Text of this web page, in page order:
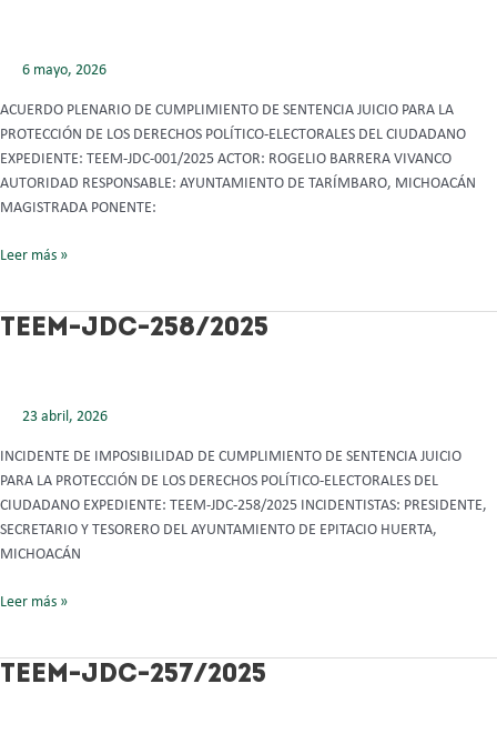
6 mayo, 2026
ACUERDO PLENARIO DE CUMPLIMIENTO DE SENTENCIA JUICIO PARA LA
PROTECCIÓN DE LOS DERECHOS POLÍTICO-ELECTORALES DEL CIUDADANO
EXPEDIENTE: TEEM-JDC-001/2025 ACTOR: ROGELIO BARRERA VIVANCO
AUTORIDAD RESPONSABLE: AYUNTAMIENTO DE TARÍMBARO, MICHOACÁN
MAGISTRADA PONENTE:
Leer más »
TEEM-JDC-258/2025
23 abril, 2026
INCIDENTE DE IMPOSIBILIDAD DE CUMPLIMIENTO DE SENTENCIA JUICIO
PARA LA PROTECCIÓN DE LOS DERECHOS POLÍTICO-ELECTORALES DEL
CIUDADANO EXPEDIENTE: TEEM-JDC-258/2025 INCIDENTISTAS: PRESIDENTE,
SECRETARIO Y TESORERO DEL AYUNTAMIENTO DE EPITACIO HUERTA,
MICHOACÁN
TEEM-
Leer más »
TEEM-JDC-257/2025
TEEM-